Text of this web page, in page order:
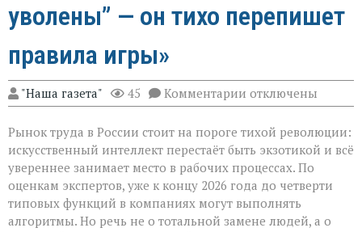
уволены” — он тихо перепишет
правила игры»
"Наша газета" 45 Комментарии к
записи
не
придёт
табличкой
“вы
уволены” — он
тихо
отключены
Рынок труда в России стоит на пороге тихой революции:
искусственный интеллект перестаёт быть экзотикой и всё
увереннее занимает место в рабочих процессах. По
оценкам экспертов, уже к концу 2026 года до четверти
типовых функций в компаниях могут выполнять
алгоритмы. Но речь не о тотальной замене людей, а о